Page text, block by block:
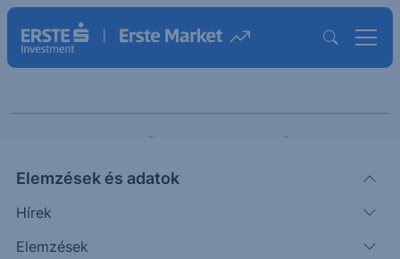
Elemzések és adatok
Hírek
Elemzések
Keresés a termékek
között